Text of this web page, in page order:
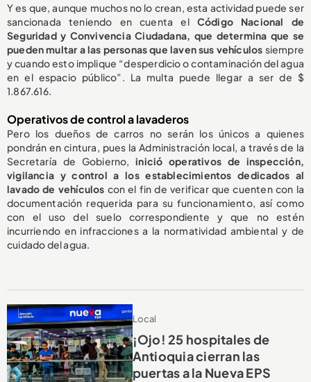
Y es que, aunque muchos no lo crean, esta actividad puede ser
sancionada teniendo en cuenta el Código Nacional de
Seguridad y Convivencia Ciudadana, que determina que se
pueden multar a las personas que laven sus vehículos siempre
y cuando esto implique “desperdicio o contaminación del agua
en el espacio público”. La multa puede llegar a ser de $
1.867.616.
Operativos de control a lavaderos
Pero los dueños de carros no serán los únicos a quienes
pondrán en cintura, pues la Administración local, a través de la
Secretaría de Gobierno,inició operativos de inspección,
vigilancia y control a los establecimientos dedicados al
lavado de vehículos con el fin de verificar que cuenten con la
documentación requerida para su funcionamiento, así como
con el uso del suelo correspondiente y que no estén
incurriendo en infracciones a la normatividad ambiental y de
cuidado del agua.
Local
¡Ojo! 25 hospitales de
Antioquia cierran las
puertas a la Nueva EPS